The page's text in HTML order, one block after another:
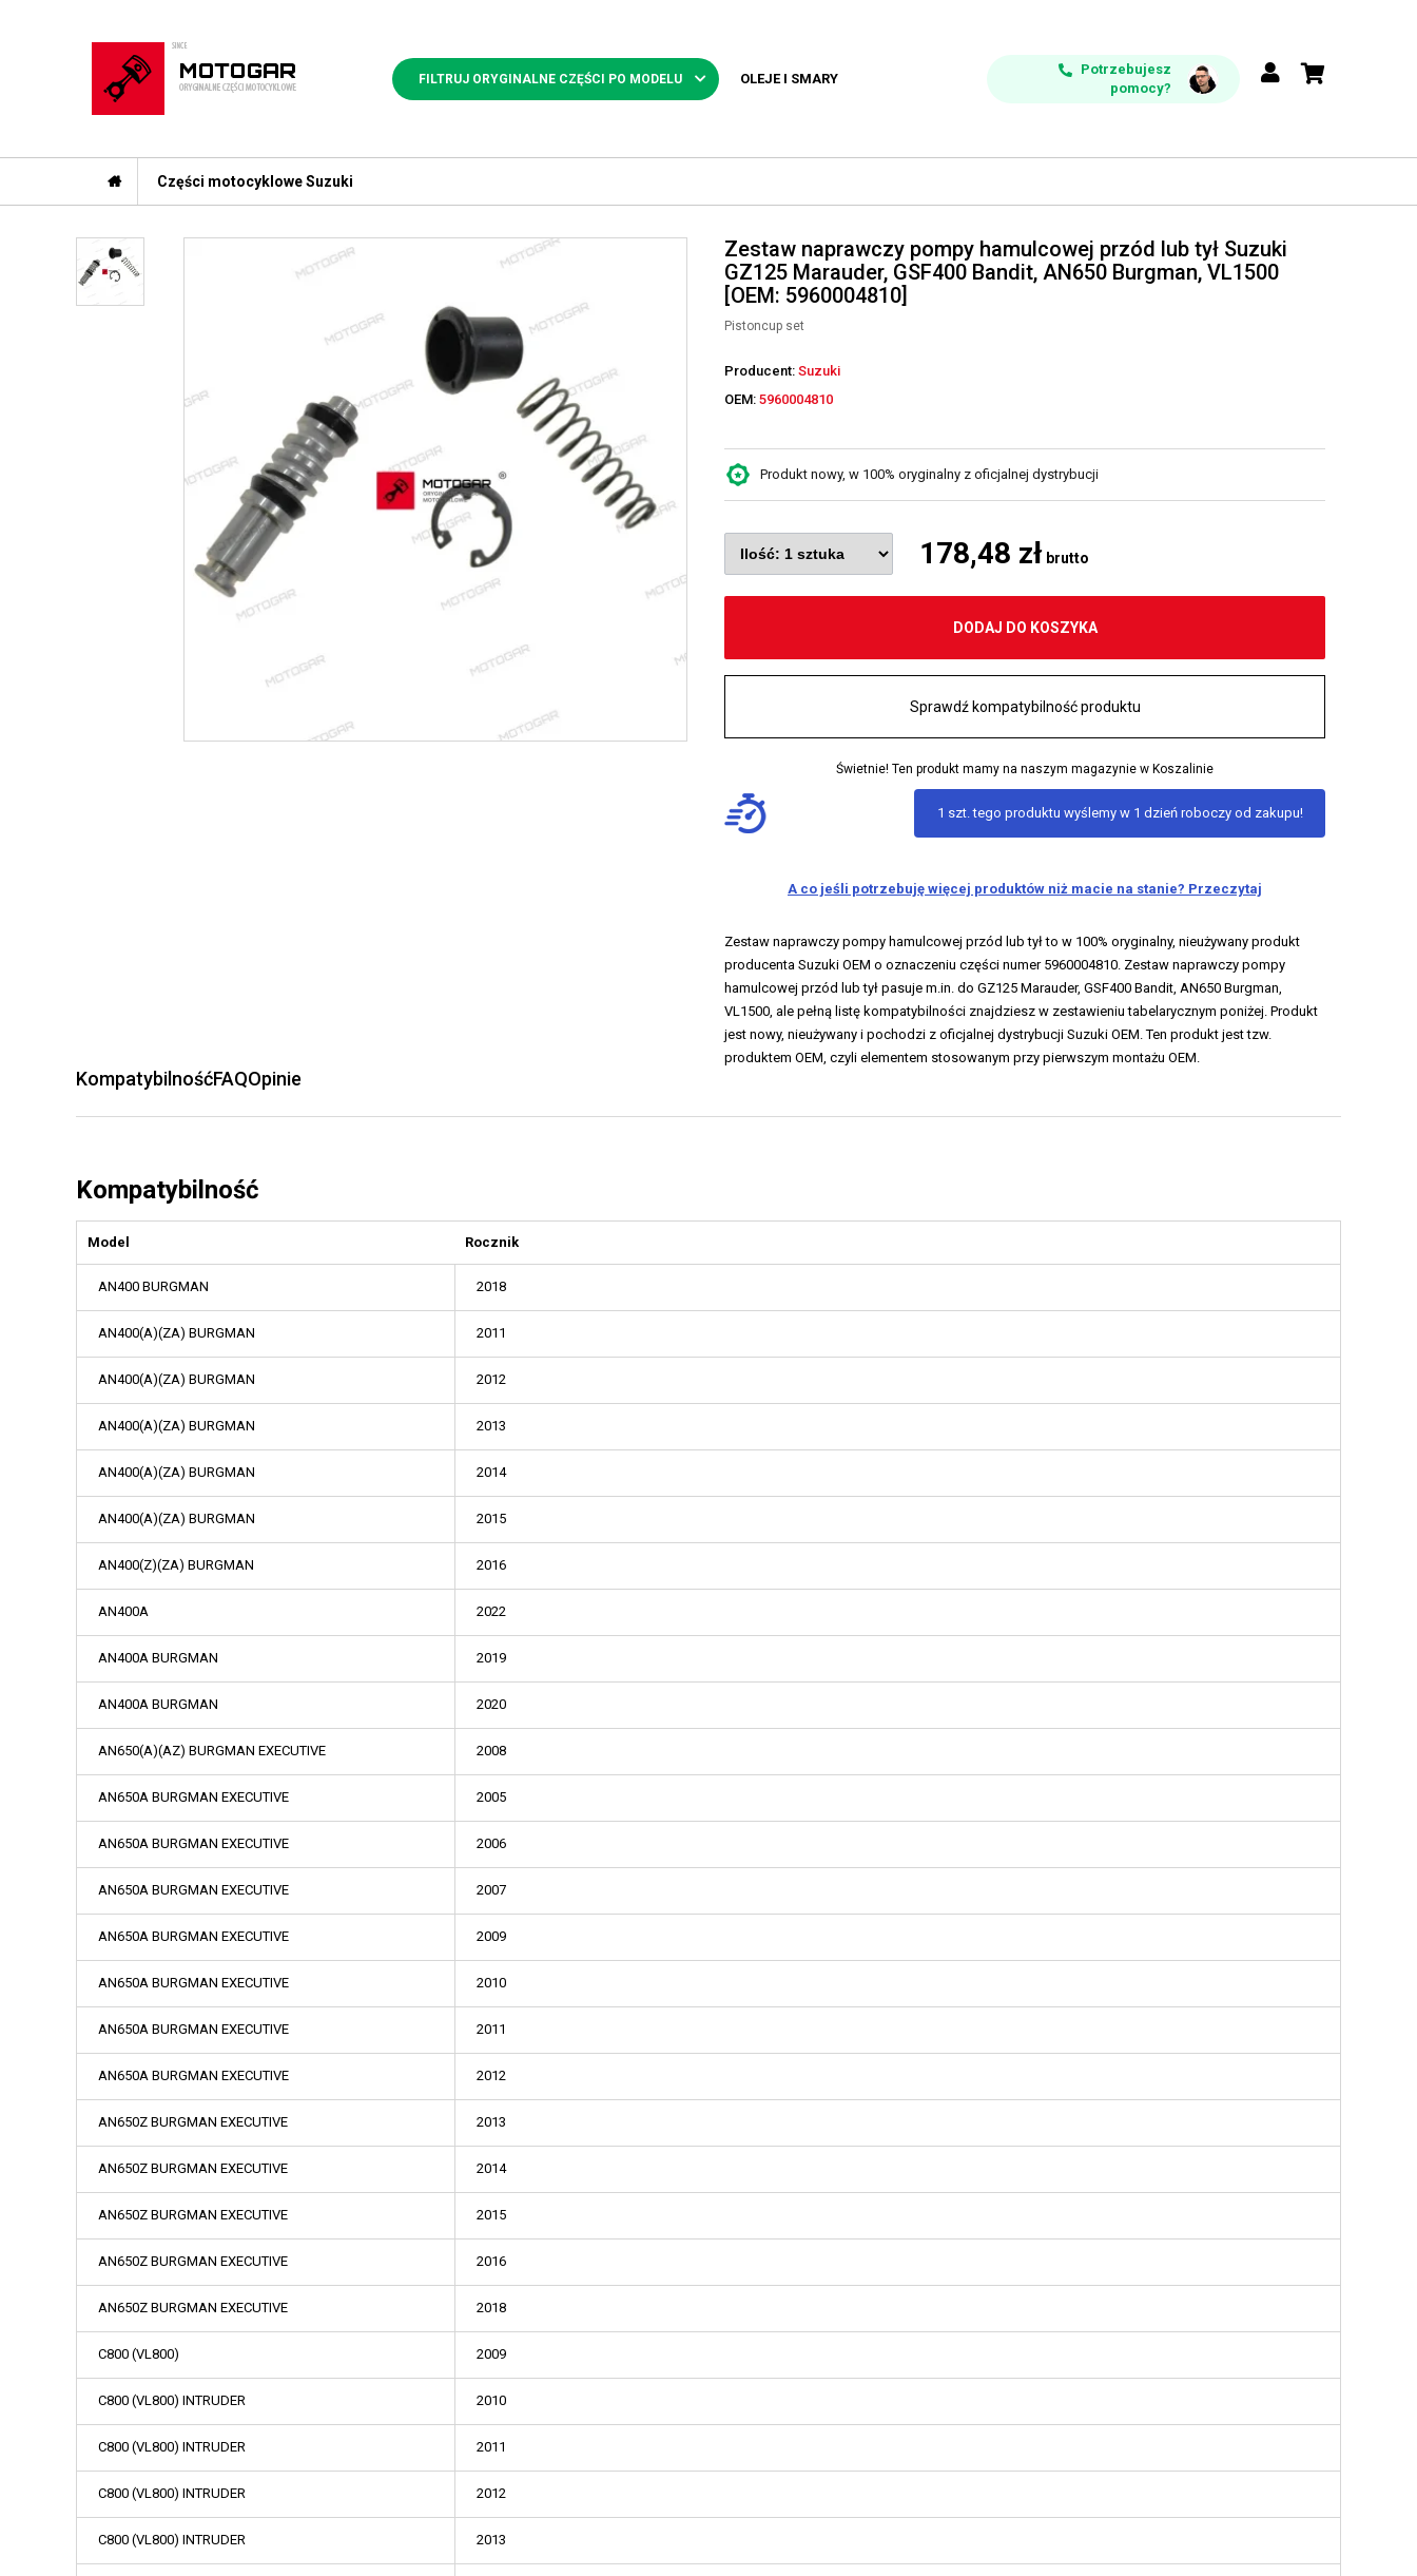
FILTRUJ ORYGINALNE CZĘŚCI PO MODELU OLEJE I SMARY
Potrzebujesz
pomocy?
Części motocyklowe Suzuki
Zestaw naprawczy pompy hamulcowej przód lub tył Suzuki
GZ125 Marauder, GSF400 Bandit, AN650 Burgman, VL1500
[OEM: 5960004810]
Pistoncup set
Producent: Suzuki
OEM: 5960004810
Produkt nowy, w 100% oryginalny z oficjalnej dystrybucji
178,48 zł brutto
DODAJ DO KOSZYKA
Sprawdź kompatybilność produktu
Świetnie! Ten produkt mamy na naszym magazynie w Koszalinie
1 szt. tego produktu wyślemy w 1 dzień roboczy od zakupu!
A co jeśli potrzebuję więcej produktów niż macie na stanie? Przeczytaj
Zestaw naprawczy pompy hamulcowej przód lub tył to w 100% oryginalny, nieużywany produkt
producenta Suzuki OEM o oznaczeniu części numer 5960004810. Zestaw naprawczy pompy
hamulcowej przód lub tył pasuje m.in. do GZ125 Marauder, GSF400 Bandit, AN650 Burgman,
VL1500, ale pełną listę kompatybilności znajdziesz w zestawieniu tabelarycznym poniżej. Produkt
jest nowy, nieużywany i pochodzi z oficjalnej dystrybucji Suzuki OEM. Ten produkt jest tzw.
produktem OEM, czyli elementem stosowanym przy pierwszym montażu OEM.
KompatybilnośćFAQOpinie
Kompatybilność
Model Rocznik
AN400 BURGMAN 2018
AN400(A)(ZA) BURGMAN 2011
AN400(A)(ZA) BURGMAN 2012
AN400(A)(ZA) BURGMAN 2013
AN400(A)(ZA) BURGMAN 2014
AN400(A)(ZA) BURGMAN 2015
AN400(Z)(ZA) BURGMAN 2016
AN400A 2022
AN400A BURGMAN 2019
AN400A BURGMAN 2020
AN650(A)(AZ) BURGMAN EXECUTIVE 2008
AN650A BURGMAN EXECUTIVE 2005
AN650A BURGMAN EXECUTIVE 2006
AN650A BURGMAN EXECUTIVE 2007
AN650A BURGMAN EXECUTIVE 2009
AN650A BURGMAN EXECUTIVE 2010
AN650A BURGMAN EXECUTIVE 2011
AN650A BURGMAN EXECUTIVE 2012
AN650Z BURGMAN EXECUTIVE 2013
AN650Z BURGMAN EXECUTIVE 2014
AN650Z BURGMAN EXECUTIVE 2015
AN650Z BURGMAN EXECUTIVE 2016
AN650Z BURGMAN EXECUTIVE 2018
C800 (VL800) 2009
C800 (VL800) INTRUDER 2010
C800 (VL800) INTRUDER 2011
C800 (VL800) INTRUDER 2012
C800 (VL800) INTRUDER 2013